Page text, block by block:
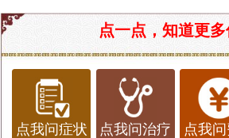
点一点，知道更多
点我问症状 点我问治疗 点我问